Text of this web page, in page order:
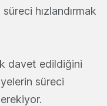
hızlandırmak
davet edildiğini
süreci